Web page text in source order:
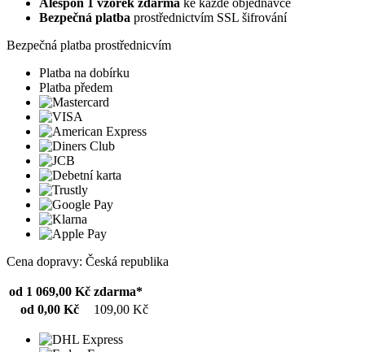
Bezpečná platba prostřednictvím SSL šifrování
Bezpečná platba prostřednicvím
Platba na dobírku
Platba předem
Cena dopravy: Česká republika
od 1 069,00 Kč zdarma*
od 0,00 Kč
109,00 Kč